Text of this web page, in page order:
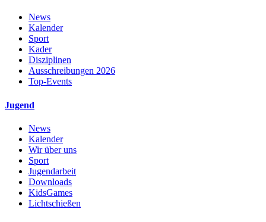
News
Kalender
Sport
Kader
Disziplinen
Ausschreibungen 2026
Top-Events
Jugend
News
Kalender
Wir über uns
Sport
Jugendarbeit
Downloads
KidsGames
Lichtschießen